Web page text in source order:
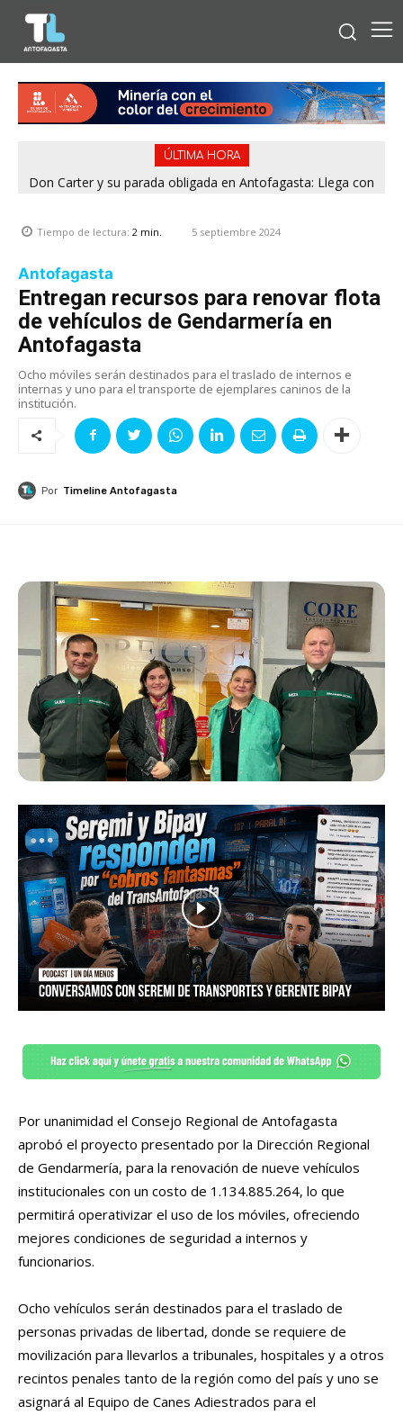
ÚLTIMA HORA
Don Carter y su parada obligada en Antofagasta: Llega con
Tiempo de lectura: 2 min. 5 septiembre 2024
Antofagasta
Entregan recursos para renovar flota
de vehículos de Gendarmería en
Antofagasta
Ocho móviles serán destinados para el traslado de internos e
internas y uno para el transporte de ejemplares caninos de la
institución.
Por Timeline Antofagasta
Por unanimidad el Consejo Regional de Antofagasta
aprobó el proyecto presentado por la Dirección Regional
de Gendarmería, para la renovación de nueve vehículos
institucionales con un costo de 1.134.885.264, lo que
permitirá operativizar el uso de los móviles, ofreciendo
mejores condiciones de seguridad a internos y
funcionarios.
Ocho vehículos serán destinados para el traslado de
personas privadas de libertad, donde se requiere de
movilización para llevarlos a tribunales, hospitales y a otros
recintos penales tanto de la región como del país y uno se
asignará al Equipo de Canes Adiestrados para el